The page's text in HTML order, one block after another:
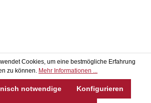
Cookies, um eine bestmögliche Erfahrung
zu können. Mehr Informationen ...
notwendige Konfigurieren